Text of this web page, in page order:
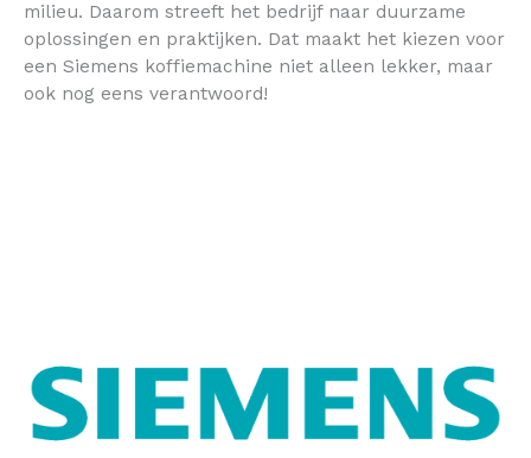
milieu. Daarom streeft het bedrijf naar duurzame
oplossingen en praktijken. Dat maakt het kiezen voor
een Siemens koffiemachine niet alleen lekker, maar
ook nog eens verantwoord!